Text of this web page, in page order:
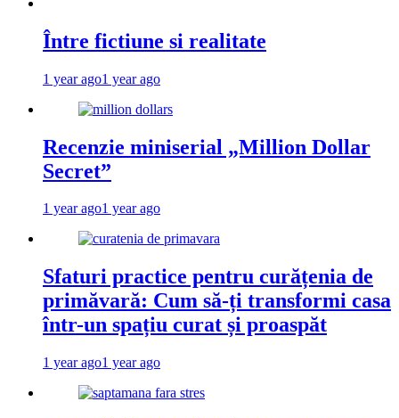
Între fictiune si realitate
1 year ago1 year ago
Recenzie miniserial „Million Dollar
Secret”
1 year ago1 year ago
Sfaturi practice pentru curățenia de
primăvară: Cum să-ți transformi casa
într-un spațiu curat și proaspăt
1 year ago1 year ago